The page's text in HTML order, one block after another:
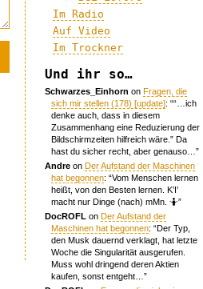
Im Radio
Auf Video
Im Trockner
Und ihr so…
Schwarzes_Einhorn onFragen, die
sich mir stellen (178) [update]: ““…ich
denke auch, dass in diesem
Zusammenhang eine Reduzierung der
Bildschirmzeiten hilfreich wäre.” Da
hast du sicher recht, aber genauso… ”
Andre onDer Aufstand der Maschinen
hat begonnen: “Vom Menschen lernen
heißt, von den Besten lernen. K’I’
macht nur Dinge (nach) mMn. 🤷”
DocROFL onDer Aufstand der
Maschinen hat begonnen: “Der Typ,
den Musk dauernd verklagt, hat letzte
Woche die Singularität ausgerufen.
Muss wohl dringend deren Aktien
kaufen, sonst entgeht… ”